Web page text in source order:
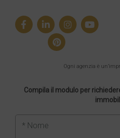
Ogni agenzia è
Compila il modulo per
* Nome